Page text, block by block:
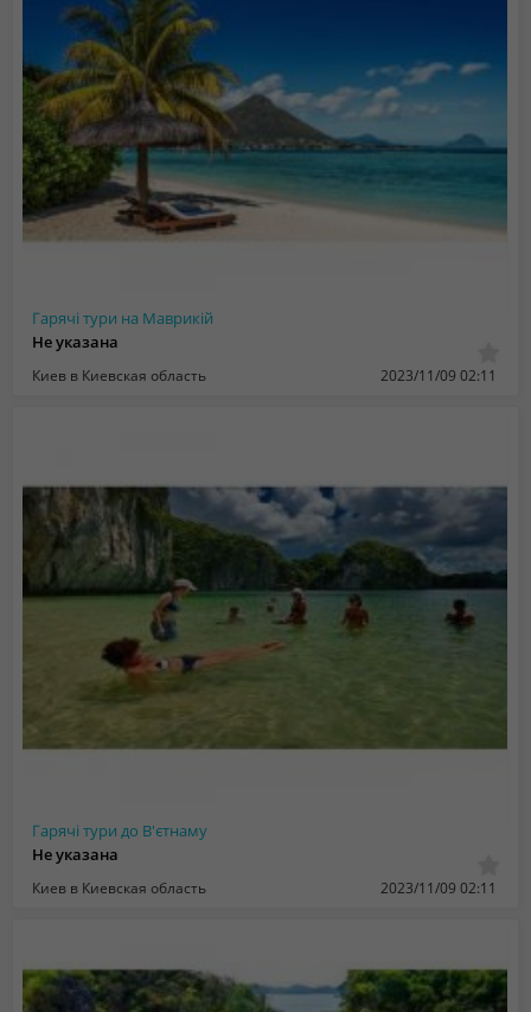
Гарячі тури на Маврикій
Не указана
Киев в Киевская область 2023/11/09 02:11
Гарячі тури до В'єтнаму
Не указана
Киев в Киевская область 2023/11/09 02:11